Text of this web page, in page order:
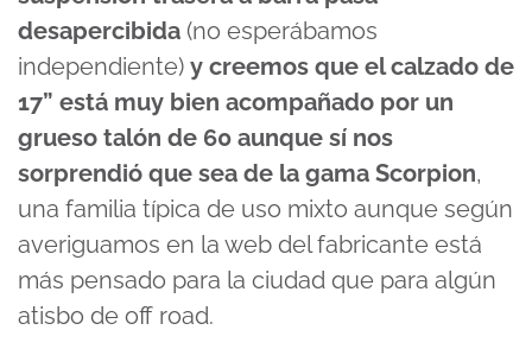
desapercibida (no esperábamos
independiente) y creemos que el calzado de
17” está muy bien acompañado por un
grueso talón de 60 aunque sí nos
sorprendió que sea de la gama Scorpion,
una familia típica de uso mixto aunque según
averiguamos en la web del fabricante está
más pensado para la ciudad que para algún
atisbo de off road.